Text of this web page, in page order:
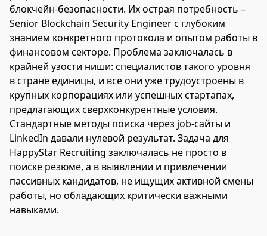
блокчейн-безопасности. Их острая потребность –
Senior Blockchain Security Engineer с глубоким
знанием конкретного протокола и опытом работы в
финансовом секторе. Проблема заключалась в
крайней узости ниши: специалистов такого уровня
в стране единицы, и все они уже трудоустроены в
крупных корпорациях или успешных стартапах,
предлагающих сверхконкурентные условия.
Стандартные методы поиска через job-сайты и
LinkedIn давали нулевой результат. Задача для
HappyStar Recruiting заключалась не просто в
поиске резюме, а в выявлении и привлечении
пассивных кандидатов, не ищущих активной смены
работы, но обладающих критически важными
навыками.